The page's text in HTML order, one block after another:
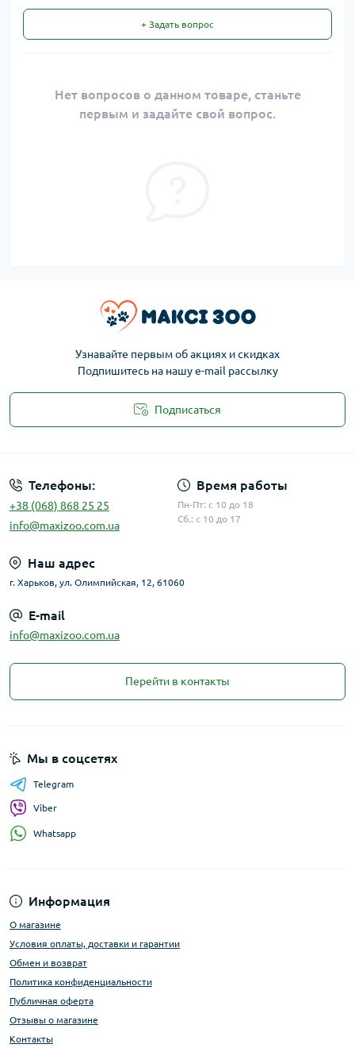
+ Задать вопрос
Нет вопросов о данном товаре, станьте
первым и задайте свой вопрос.
Узнавайте первым об акциях и скидках
Подпишитесь на нашу e-mail рассылку
Подписаться
Телефоны:
+38 (068) 868 25 25
info@maxizoo.com.ua
Время работы
Пн-Пт: с 10 до 18
Сб.: с 10 до 17
Наш адрес
г. Харьков, ул. Олимпийская, 12, 61060
E-mail
info@maxizoo.com.ua
Перейти в контакты
Информация
О магазине
Условия оплаты, доставки и гарантии
Обмен и возврат
Политика конфиденциальности
Публичная оферта
Отзывы о магазине
Контакты
Мы в соцсетях
Telegram
Viber
Whatsapp